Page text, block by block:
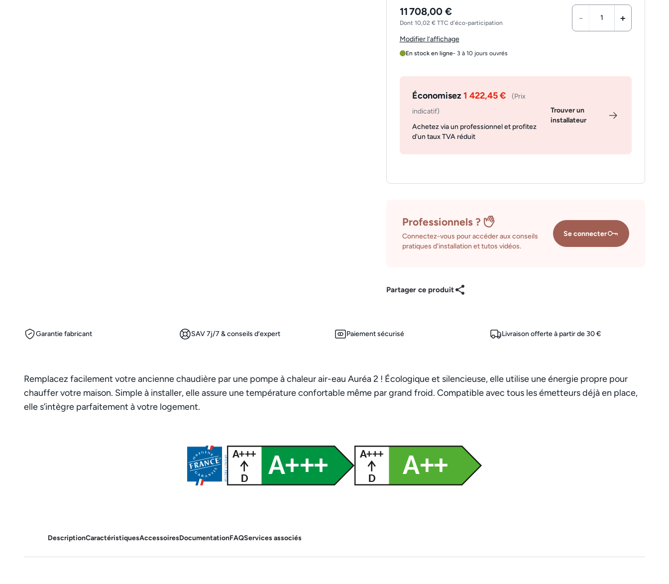
11 708,00 €
Dont 10,02 € TTC d'éco-participation - +
Modifier l’affichage
En stock en ligne- 3 à 10 jours ouvrés
Économisez1 422,45 €
(Prix
indicatif)
Achetez via un professionnel et profitez
d'un taux TVA réduit
Trouver un
installateur
Professionnels ?
Connectez-vous pour accéder aux conseils
pratiques d'installation et tutos vidéos.
Se connecter
Partager ce produit
Garantie fabricant SAV 7j/7 & conseils d’expert Paiement sécurisé Livraison offerte à partir de 30 €
Remplacez facilement votre ancienne chaudière par une pompe à chaleur air-eau Auréa 2 ! Écologique et silencieuse, elle utilise une énergie propre pour
chauffer votre maison. Simple à installer, elle assure une température confortable même par grand froid. Compatible avec tous les émetteurs déjà en place,
elle s’intègre parfaitement à votre logement.
DescriptionCaractéristiquesAccessoiresDocumentationFAQServices associés